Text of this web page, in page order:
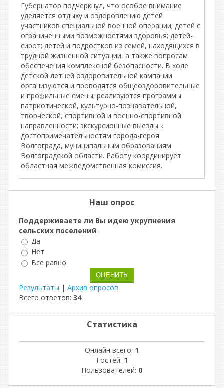
Губернатор подчеркнул, что особое внимание
уделяется отдыху и оздоровлению детей
участников специальной военной операции; детей с
ограниченными возможностями здоровья; детей-
сирот; детей и подростков из семей, находящихся в
трудной жизненной ситуации, а также вопросам
обеспечения комплексной безопасности. В ходе
детской летней оздоровительной кампании
организуются и проводятся общеоздоровительные
и профильные смены; реализуются программы
патриотической, культурно-познавательной,
творческой, спортивной и военно-спортивной
направленности; экскурсионные выезды к
достопримечательностям города-героя
Волгограда, муниципальным образованиям
Волгоградской области. Работу координирует
областная межведомственная комиссия.
Наш опрос
Поддерживаете ли Вы идею укрупнения
сельских поселений
Да
Нет
Все равно
Результаты | Архив опросов
Всего ответов: 34
Статистика
Онлайн всего: 1
Гостей: 1
Пользователей: 0